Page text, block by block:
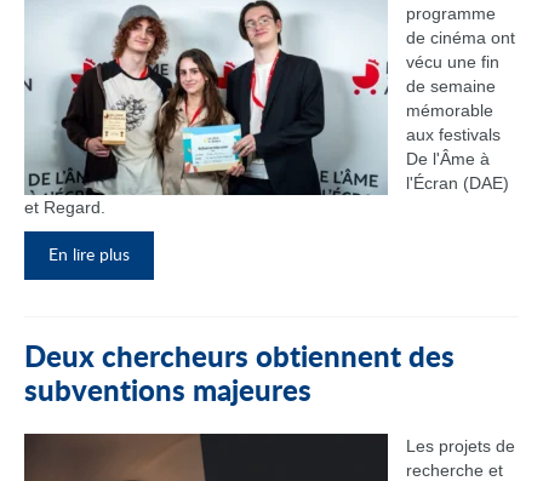
programme
de cinéma ont
vécu une fin
de semaine
mémorable
aux festivals
De l'Âme à
l'Écran (DAE)
et Regard.
En lire plus
Deux chercheurs obtiennent des
subventions majeures
Les projets de
recherche et